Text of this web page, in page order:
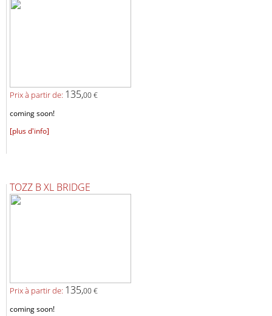
Prix ​​à partir de: 135,00 €
coming soon!
[plus d'info]
TOZZ B XL BRIDGE
Prix ​​à partir de: 135,00 €
coming soon!